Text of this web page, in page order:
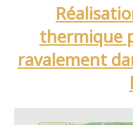
thermique
ravalement